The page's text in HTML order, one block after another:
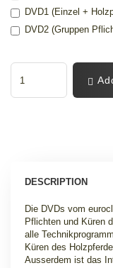
DVD1 (Einzel +
DVD2 (Gruppen
DESCRIPTION
Die DVDs vom
Pflichten und Küren
alle
Küren des
Ausserdem ist das